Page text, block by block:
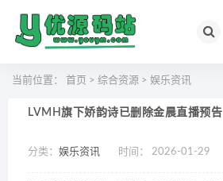
当前位置： 首页 > 综合资源 > 娱乐资讯
LVMH旗下娇韵诗已删除金晨直播预告
分类： 娱乐资讯 时间： 2026-01-29